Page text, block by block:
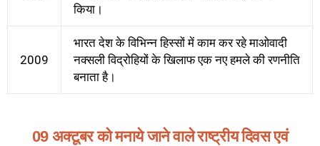
किया।
2009
भारत देश के विभिन्न हिस्सों में काम कर रहे माओवादी
नक्सली विद्रोहियों के खिलाफ एक नए हमले की रणनीति
बनाता है।
09 अक्टूबर को मनाये जाने वाले राष्ट्रीय दिवस एवं